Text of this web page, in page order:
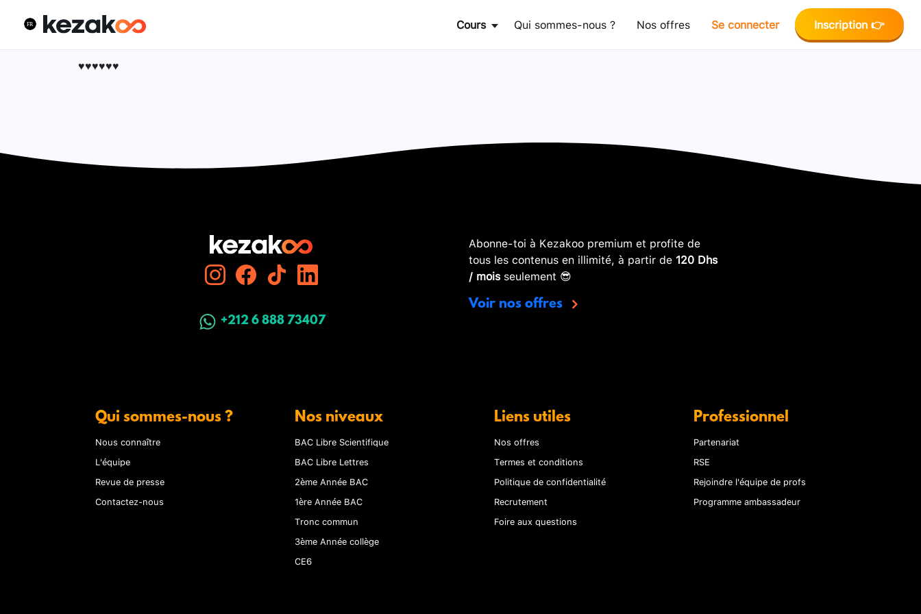
Cours Qui sommes-nous ? Nos offres Se connecter Inscription 👉
♥️♥️♥️♥️♥️♥️
+212 6 888 73407
Abonne-toi à Kezakoo premium et profite de
tous les contenus en illimité, à partir de 120 Dhs
/ moisseulement 😎
Voir nos offres
Qui sommes-nous ?
Nous connaître
L'équipe
Revue de presse
Contactez-nous
Nos niveaux
BAC Libre Scientifique
BAC Libre Lettres
2ème Année BAC
1ère Année BAC
Tronc commun
3ème Année collège
CE6
Liens utiles
Nos offres
Termes et conditions
Politique de confidentialité
Recrutement
Foire aux questions
Professionnel
Partenariat
RSE
Rejoindre l'équipe de profs
Programme ambassadeur